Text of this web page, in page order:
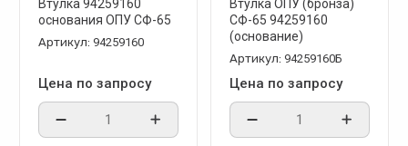
Втулка 94259160
основания ОПУ СФ-65
Артикул: 94259160
Цена по запросу
Втулка ОПУ (бронза)
СФ-65 94259160
(основание)
Артикул: 94259160Б
Цена по запросу